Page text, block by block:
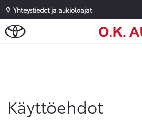
Yhteystiedot ja aukioloajat
Käyttöehdot